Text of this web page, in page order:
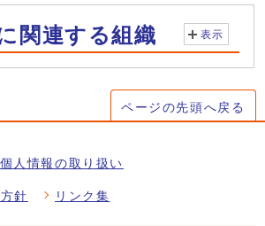
関連する組織 表示
ページの先頭へ戻る
個人情報の取り扱い
針 リンク集